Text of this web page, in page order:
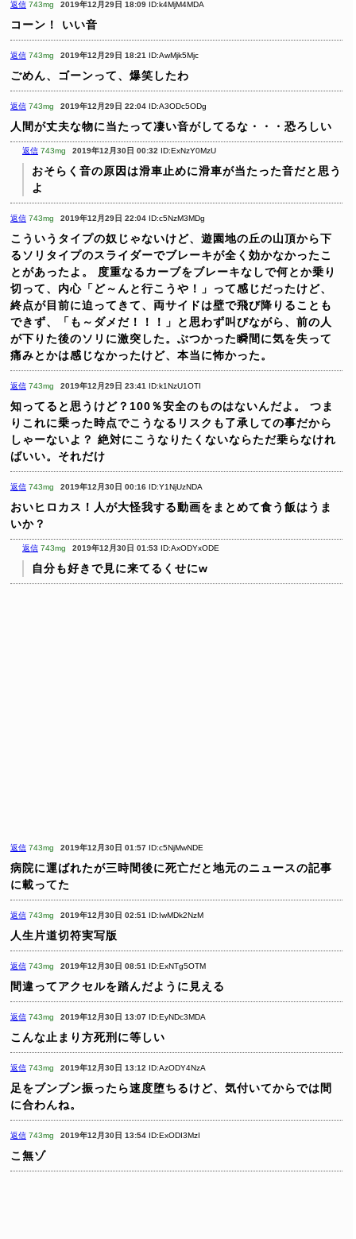
返信 743mg 2019年12月29日 18:09 ID:k4MjM4MDA
コーン！ いい音
返信 743mg 2019年12月29日 18:21 ID:AwMjk5Mjc
ごめん、ゴーンって、爆笑したわ
返信 743mg 2019年12月29日 22:04 ID:A3ODc5ODg
人間が丈夫な物に当たって凄い音がしてるな・・・恐ろしい
返信 743mg 2019年12月30日 00:32 ID:ExNzY0MzU
おそらく音の原因は滑車止めに滑車が当たった音だと思う
よ
返信 743mg 2019年12月29日 22:04 ID:c5NzM3MDg
こういうタイプの奴じゃないけど、遊園地の丘の山頂から下
るソリタイプのスライダーでブレーキが全く効かなかったこ
とがあったよ。
度重なるカーブをブレーキなしで何とか乗り
切って、内心「ど～んと行こうや！」って感じだったけど、
終点が目前に迫ってきて、両サイドは壁で飛び降りることも
できず、「も～ダメだ！！！」と思わず叫びながら、前の人
が下りた後のソリに激突した。ぶつかった瞬間に気を失って
痛みとかは感じなかったけど、本当に怖かった。
返信 743mg 2019年12月29日 23:41 ID:k1NzU1OTI
知ってると思うけど？100％安全のものはないんだよ。
つま
りこれに乗った時点でこうなるリスクも了承しての事だから
しゃーないよ？ 絶対にこうなりたくないならただ乗らなけれ
ばいい。それだけ
返信 743mg 2019年12月30日 00:16 ID:Y1NjUzNDA
おいヒロカス！人が大怪我する動画をまとめて食う飯はうま
いか？
返信 743mg 2019年12月30日 01:53 ID:AxODYxODE
自分も好きで見に来てるくせにw
返信 743mg 2019年12月30日 01:57 ID:c5NjMwNDE
病院に運ばれたが三時間後に死亡だと地元のニュースの記事
に載ってた
返信 743mg 2019年12月30日 02:51 ID:IwMDk2NzM
人生片道切符実写版
返信 743mg 2019年12月30日 08:51 ID:ExNTg5OTM
間違ってアクセルを踏んだように見える
返信 743mg 2019年12月30日 13:07 ID:EyNDc3MDA
こんな止まり方死刑に等しい
返信 743mg 2019年12月30日 13:12 ID:AzODY4NzA
足をブンブン振ったら速度堕ちるけど、気付いてからでは間
に合わんね。
返信 743mg 2019年12月30日 13:54 ID:ExODI3MzI
こ無ゾ